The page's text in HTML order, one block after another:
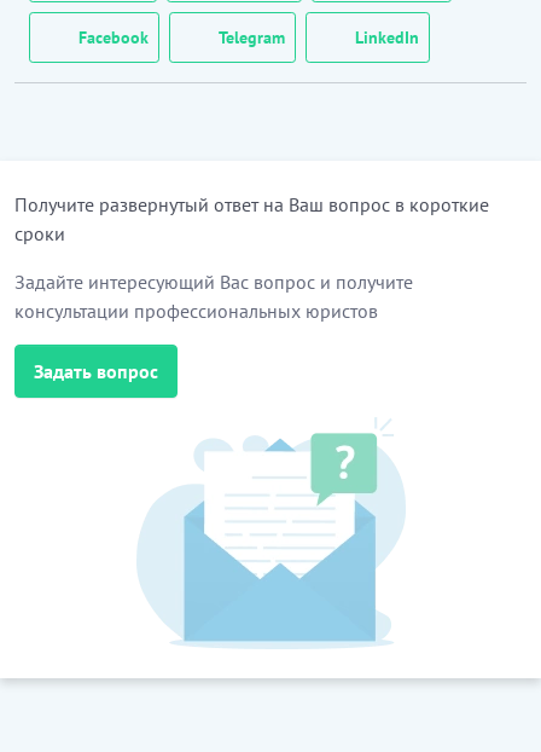
Facebook Telegram LinkedIn
Получите развернутый ответ на Ваш вопрос в короткие
сроки
Задайте интересующий Вас вопрос и получите
консультации профессиональных юристов
Задать вопрос